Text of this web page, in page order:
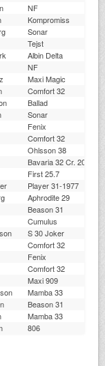
NF
Kompromiss
Sonar
Tejst
Albin Delta
NF
Maxi Magic
Comfort 32
Ballad
Sonar
Fenix
Comfort 32
Ohlsson 38
Bavaria 32 Cr. 2001-
First 25.7
Player 31-1977
Aphrodite 29
Beason 31
Cumulus
S 30 Joker
Comfort 32
Fenix
Comfort 32
Maxi 909
Mamba 33
Beason 31
Mamba 33
806